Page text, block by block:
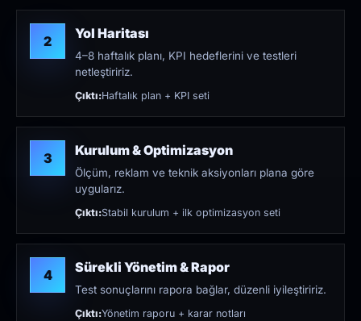
2 Yol Haritası
4–8 haftalık planı, KPI hedeflerini ve testleri
netleştiririz.
Çıktı:Haftalık plan + KPI seti
3 Kurulum & Optimizasyon
Ölçüm, reklam ve teknik aksiyonları plana göre
uygularız.
Çıktı:Stabil kurulum + ilk optimizasyon seti
4 Sürekli Yönetim & Rapor
Test sonuçlarını rapora bağlar, düzenli iyileştiririz.
Çıktı:Yönetim raporu + karar notları